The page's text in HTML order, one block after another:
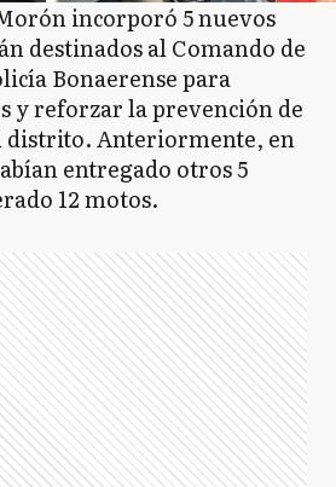
incorporó 5 nuevos
destinados al Comando de
Bonaerense para
y reforzar la prevención de
distrito. Anteriormente, en
entregado otros 5
12 motos.